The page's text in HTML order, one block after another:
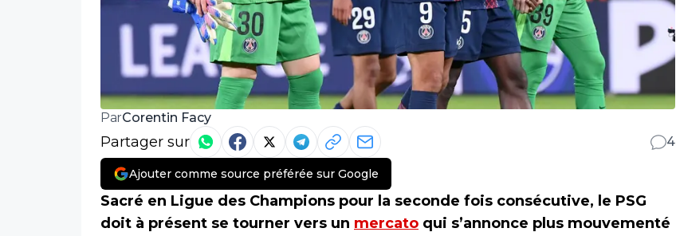
ParCorentin Facy
Partager sur 4
Ajouter comme source préférée sur Google
Sacré en Ligue des Champions pour la seconde fois consécutive, le PSG
doit à présent se tourner vers un mercato qui s’annonce plus mouvementé